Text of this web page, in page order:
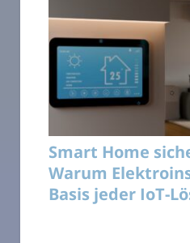
Smart Home
Warum
Basis jeder IoT-